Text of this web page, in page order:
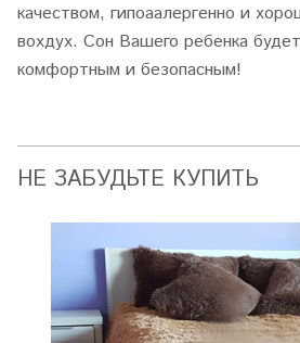
качеством, гипоаалергенно и
вохдух. Сон Вашего ребенка
комфортным и безопасным!
НЕ ЗАБУДЬТЕ КУПИТЬ